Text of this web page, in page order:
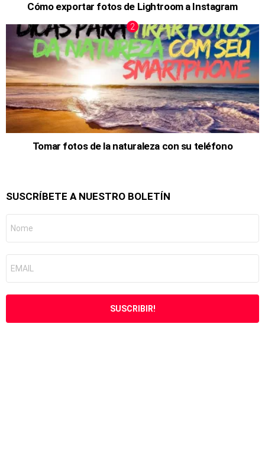
Cómo exportar fotos de Lightroom a Instagram
Tomar fotos de la naturaleza con su teléfono
SUSCRÍBETE A NUESTRO BOLETÍN